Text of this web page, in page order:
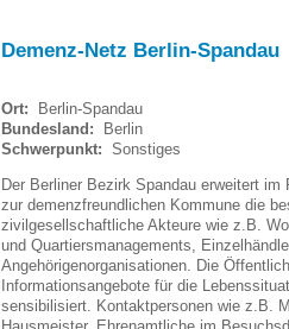
Demenz-Netz Berlin-Spandau
Ort:
Berlin-Spandau
Bundesland:
Berlin
Schwerpunkt: Sonstiges
Der Berliner Bezirk Spandau erweitert
zur demenzfreundlichen Kommune die
zivilgesellschaftliche Akteure wie z.B.
und Quartiersmanagements,
Angehörigenorganisationen. Die
Informationsangebote für die
sensibilisiert. Kontaktpersonen wie z.B.